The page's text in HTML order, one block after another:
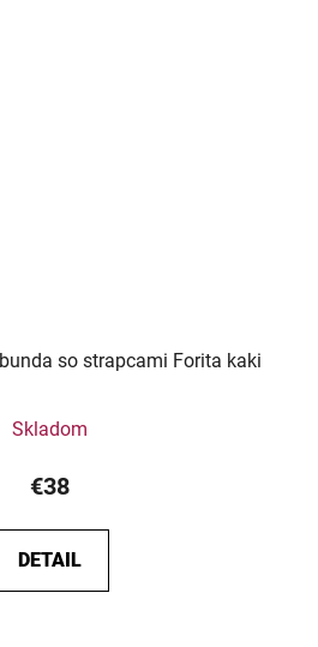
so strapcami Forita kaki
Skladom
€38
DETAIL